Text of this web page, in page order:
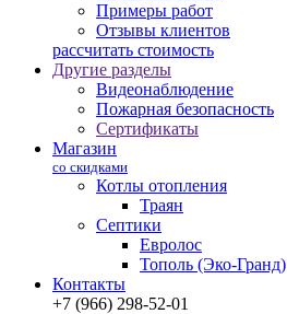
Примеры работ
Отзывы клиентов
рассчитать стоимость
Другие разделы
Видеонаблюдение
Пожарная безопасность
Сертификаты
Магазин
со скидками
Котлы отопления
Траян
Септики
Евролос
Тополь (Эко-Гранд)
Контакты
+7 (966) 298-52-01